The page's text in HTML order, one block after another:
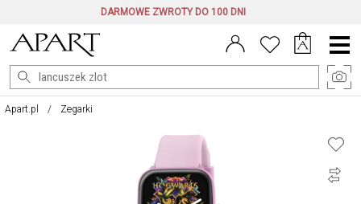
DARMOWE ZWROTY DO 100 DNI
Menu
główne
Apart.pl Zegarki